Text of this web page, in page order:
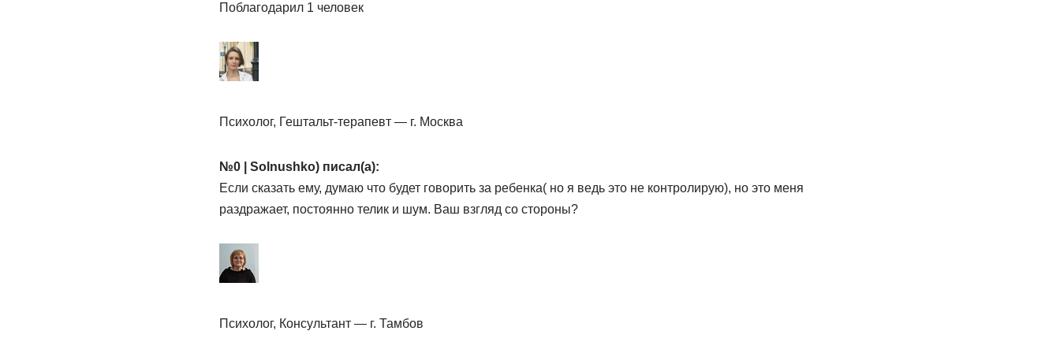
Поблагодарил 1 человек
Психолог, Гештальт-терапевт — г. Москва
№0 | Solnushko) писал(а):
Если сказать ему, думаю что будет говорить за ребенка( но я ведь это не контролирую), но это меня
раздражает, постоянно телик и шум. Ваш взгляд со стороны?
Психолог, Консультант — г. Тамбов